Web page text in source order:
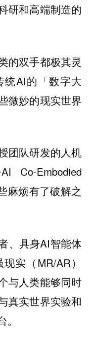
研和高端制造的
的双手都极其灵
AI的「数字大
微妙的现实世界
团队研发的人机
Co-Embodied
麻烦有了破解之
、具身AI智能体
实（MR/AR）
与人类能够同时
真实世界实验和